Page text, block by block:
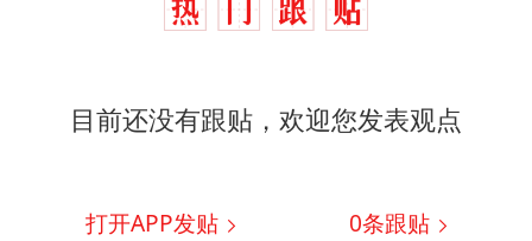
目前还没有跟贴，欢迎您发表观点
打开APP发贴 0条跟贴